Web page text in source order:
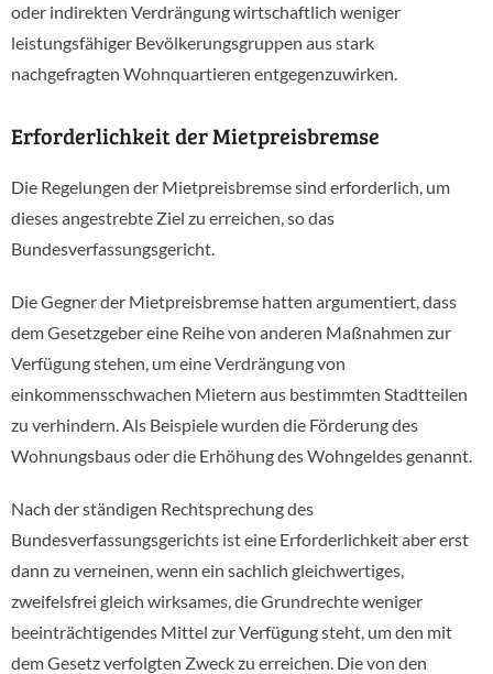
oder indirekten Verdrängung wirtschaftlich weniger
leistungsfähiger Bevölkerungsgruppen aus stark
nachgefragten Wohnquartieren entgegenzuwirken.
Erforderlichkeit der Mietpreisbremse
Die Regelungen der Mietpreisbremse sind erforderlich, um
dieses angestrebte Ziel zu erreichen, so das
Bundesverfassungsgericht.
Die Gegner der Mietpreisbremse hatten argumentiert, dass
dem Gesetzgeber eine Reihe von anderen Maßnahmen zur
Verfügung stehen, um eine Verdrängung von
einkommensschwachen Mietern aus bestimmten Stadtteilen
zu verhindern. Als Beispiele wurden die Förderung des
Wohnungsbaus oder die Erhöhung des Wohngeldes genannt.
Nach der ständigen Rechtsprechung des
Bundesverfassungsgerichts ist eine Erforderlichkeit aber erst
dann zu verneinen, wenn ein sachlich gleichwertiges,
zweifelsfrei gleich wirksames, die Grundrechte weniger
beeinträchtigendes Mittel zur Verfügung steht, um den mit
dem Gesetz verfolgten Zweck zu erreichen. Die von den